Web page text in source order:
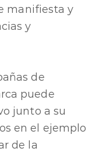
manifiesta y
y
de
puede
junto a su
en el ejemplo
de la